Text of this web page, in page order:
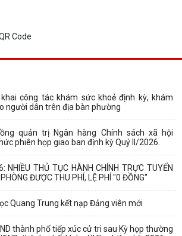
công tác khám sức khoẻ định kỳ, khám
người dân trên địa bàn phường
quản trị Ngân hàng Chính sách xã hội
phiên họp giao ban định kỳ Quý II/2026.
THỦ TỤC HÀNH CHÍNH TRỰC TUYẾN
ĐƯỢC THU PHÍ, LỆ PHÍ "0 ĐỒNG"
Quang Trung kết nạp Đảng viên mới
thành phố tiếp xúc cử tri sau Kỳ họp thường